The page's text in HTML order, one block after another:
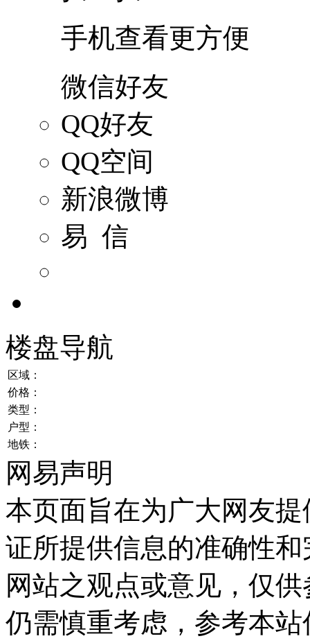
手机查看更方便
微信好友
QQ好友
QQ空间
新浪微博
易 信
楼盘导航
区域：
价格：
类型：
户型：
地铁：
网易声明
本页面旨在为广大网友
证所提供信息的准确性
网站之观点或意见，仅
仍需慎重考虑，参考本